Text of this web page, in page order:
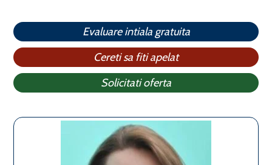
Evaluare intiala gratuita
Cereti sa fiti apelat
Solicitati oferta